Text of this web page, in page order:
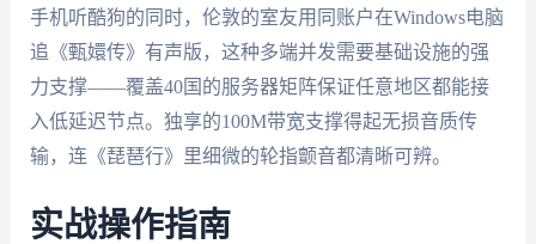
手机听酷狗的同时，伦敦的室友用同账户在Windows电脑
追《甄嬛传》有声版，这种多端并发需要基础设施的强
力支撑——覆盖40国的服务器矩阵保证任意地区都能接
入低延迟节点。独享的100M带宽支撑得起无损音质传
输，连《琵琶行》里细微的轮指颤音都清晰可辨。
实战操作指南